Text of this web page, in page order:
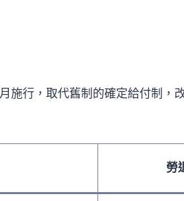
施行，取代舊制的確定給付制，
勞